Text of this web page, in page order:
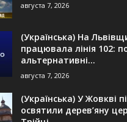
августа 7, 2026
(Українська) На
працювала лінія 102:
альтернативні...
августа 7, 2026
(Українська) У Жовкві
освятили дерев’яну